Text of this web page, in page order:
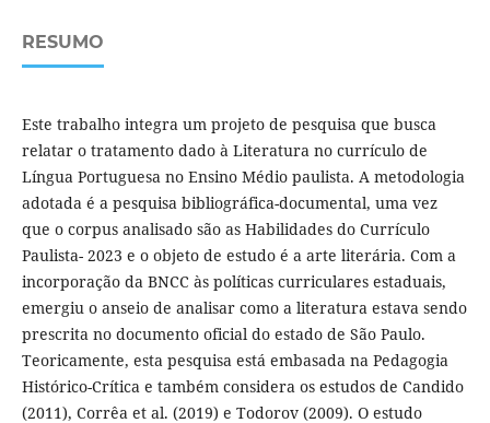
RESUMO
Este trabalho integra um projeto de pesquisa que busca
relatar o tratamento dado à Literatura no currículo de
Língua Portuguesa no Ensino Médio paulista. A metodologia
adotada é a pesquisa bibliográfica-documental, uma vez
que o corpus analisado são as Habilidades do Currículo
Paulista- 2023 e o objeto de estudo é a arte literária. Com a
incorporação da BNCC às políticas curriculares estaduais,
emergiu o anseio de analisar como a literatura estava sendo
prescrita no documento oficial do estado de São Paulo.
Teoricamente, esta pesquisa está embasada na Pedagogia
Histórico-Crítica e também considera os estudos de Candido
(2011), Corrêa et al. (2019) e Todorov (2009). O estudo